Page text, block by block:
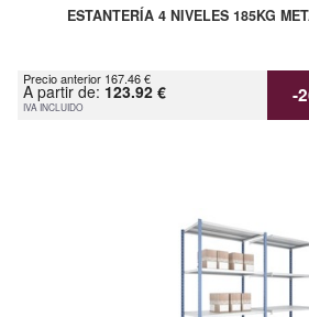
ESTANTERÍA 4 NIVELES 185KG
Precio anterior 167.46 €
A partir de: 123.92 €
IVA INCLUIDO -